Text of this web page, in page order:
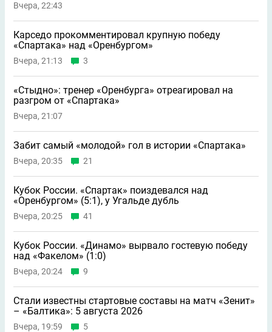
Вчера, 22:43
Карседо прокомментировал крупную победу
«Спартака» над «Оренбургом»
Вчера, 21:13 3
«Стыдно»: тренер «Оренбурга» отреагировал на
разгром от «Спартака»
Вчера, 21:07
Забит самый «молодой» гол в истории «Спартака»
Вчера, 20:35 21
Кубок России. «Спартак» поиздевался над
«Оренбургом» (5:1), у Угальде дубль
Вчера, 20:25 41
Кубок России. «Динамо» вырвало гостевую победу
над «Факелом» (1:0)
Вчера, 20:24 9
Стали известны стартовые составы на матч «Зенит»
– «Балтика»: 5 августа 2026
Вчера, 19:59 5